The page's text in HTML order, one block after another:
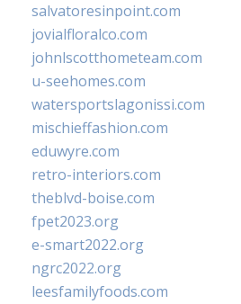
salvatoresinpoint.com
jovialfloralco.com
johnlscotthometeam.com
u-seehomes.com
watersportslagonissi.com
mischieffashion.com
eduwyre.com
retro-interiors.com
theblvd-boise.com
fpet2023.org
e-smart2022.org
ngrc2022.org
leesfamilyfoods.com